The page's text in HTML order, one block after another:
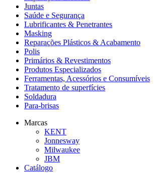
Juntas
Saúde e Segurança
Lubrificantes & Penetrantes
Masking
Reparações Plásticos & Acabamento
Polis
Primários & Revestimentos
Produtos Especializados
Ferramentas, Acessórios e Consumíveis
Tratamento de superfícies
Soldadura
Para-brisas
Marcas
KENT
Jonnesway
Milwaukee
JBM
Catálogo